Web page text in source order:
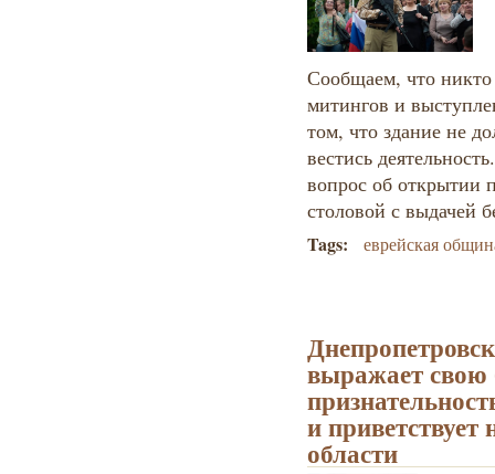
Сообщаем, что никто
митингов и
том, что здание не
вестись
вопрос об открытии
столовой с выдачей
Tags: еврейская
выражает свою
и приветствует
области